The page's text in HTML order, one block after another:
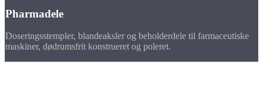
Pharmadele
Doseringsstempler, blandeaksler og beholderdele til farmaceutiske
maskiner, dødrumsfrit konstrueret og poleret.